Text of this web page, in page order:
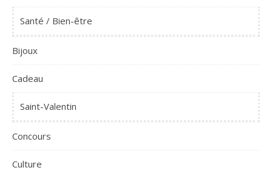
Santé / Bien-être
Bijoux
Cadeau
Saint-Valentin
Concours
Culture